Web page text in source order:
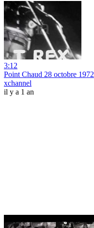
3:12
Point Chaud 28 octobre 1972
xchannel
il y a 1 an